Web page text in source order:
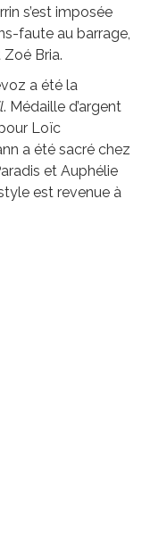
s’est imposée
faute au barrage,
Bria.
a été la
. Médaille d’argent
Loïc
a été sacré chez
et Auphélie
est revenue à